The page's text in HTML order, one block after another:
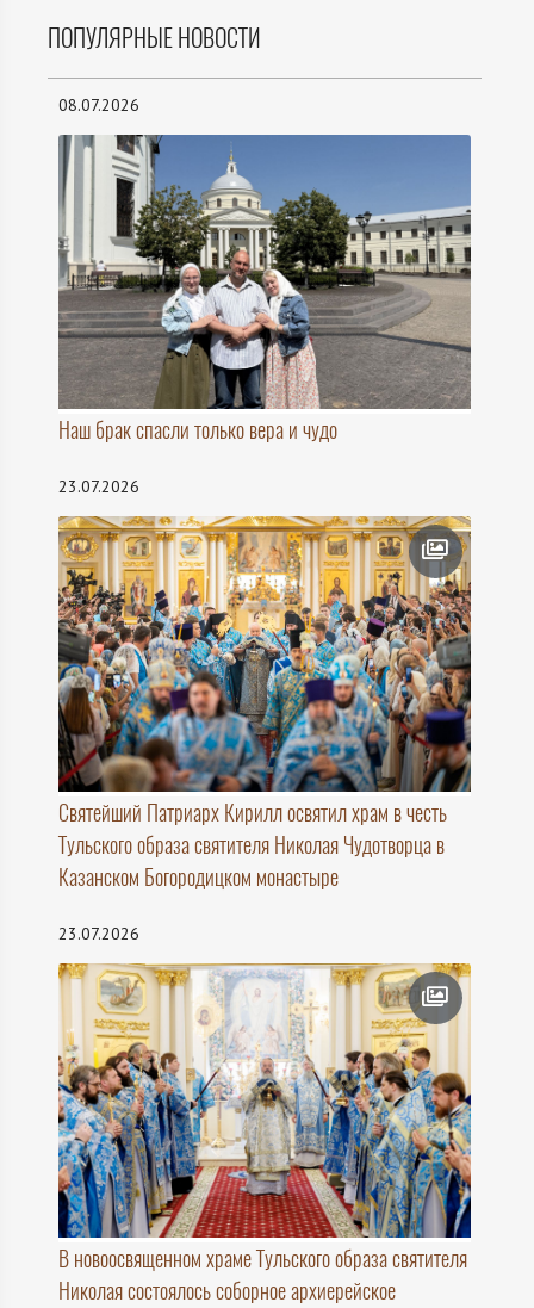
ПОПУЛЯРНЫЕ НОВОСТИ
08.07.2026
Наш брак спасли только вера и чудо
23.07.2026
Святейший Патриарх Кирилл освятил храм в честь
Тульского образа святителя Николая Чудотворца в
Казанском Богородицком монастыре
23.07.2026
В новоосвященном храме Тульского образа святителя
Николая состоялось соборное архиерейское